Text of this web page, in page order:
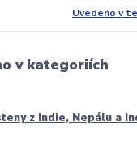
Uvedeno v
v kategoriích
z Indie, Nepálu a